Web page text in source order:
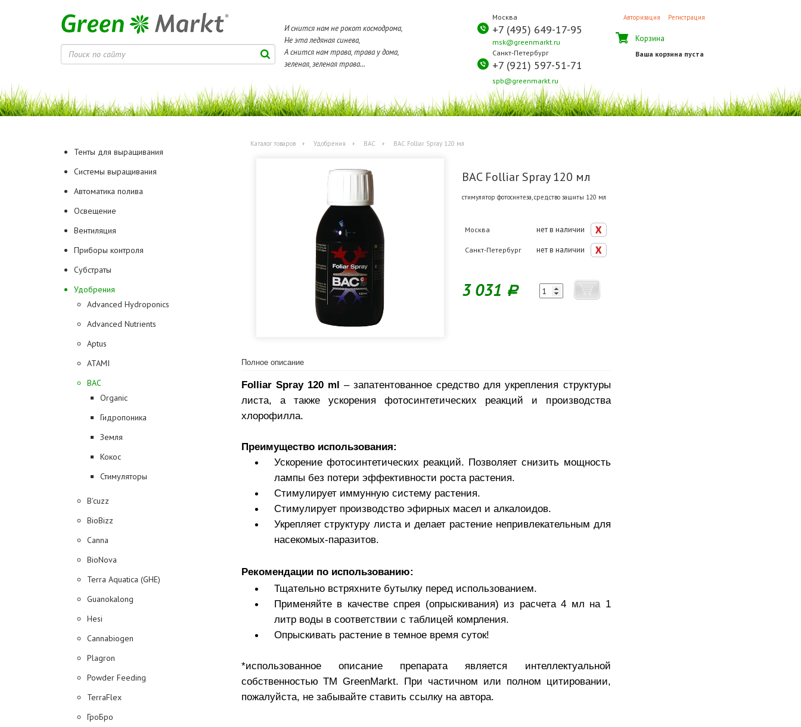
И снится нам не рокот космодрома,
Не эта ледяная синева,
А снится нам трава, трава у дома,
зеленая, зеленая трава...
Москва
+7 (495) 649-17-95
msk@greenmarkt.ru
Санкт-Петербург
+7 (921) 597-51-71
spb@greenmarkt.ru
Авторизация Регистрация
Корзина
Ваша корзина пуста
Тенты для выращивания
Системы выращивания
Автоматика полива
Освещение
Вентиляция
Приборы контроля
Субстраты
Удобрения
Advanced Hydroponics
Advanced Nutrients
Aptus
ATAMI
BAC
Organic
Гидропоника
Земля
Кокос
Стимуляторы
B'cuzz
BioBizz
Canna
BioNova
Terra Aquatica (GHE)
Guanokalong
Hesi
Cannabiogen
Plagron
Powder Feeding
TerraFlex
ГроБро
Каталог товаров Удобрения BAC BAC Folliar Spray 120 мл
BAC Folliar Spray 120 мл
стимулятор фотосинтеза, средство защиты 120 мл
Москва нет в наличии
Санкт-Петербург нет в наличии
3 031 Р
Полное описание
Folliar Spray 120 ml – запатентованное средство для укрепления структуры
листа, а также ускорения фотосинтетических реакций и производства
хлорофилла.
Преимущество использования:
Ускорение фотосинтетических реакций. Позволяет снизить мощность
лампы без потери эффективности роста растения.
Стимулирует иммунную систему растения.
Стимулирует производство эфирных масел и алкалоидов.
Укрепляет структуру листа и делает растение непривлекательным для
насекомых-паразитов.
Рекомендации по использованию:
Тщательно встряхните бутылку перед использованием.
Применяйте в качестве спрея (опрыскивания) из расчета 4 мл на 1
литр воды в соответствии с таблицей комрления.
Опрыскивать растение в темное время суток!
*использованное описание препарата является интеллектуальной
собственностью TM GreenMarkt. При частичном или полном цитировании,
пожалуйста, не забывайте ставить ссылку на автора.